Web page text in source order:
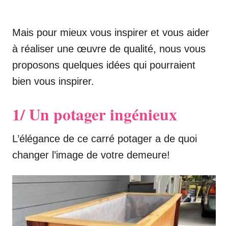
Mais pour mieux vous inspirer et vous aider
à réaliser une œuvre de qualité, nous vous
proposons quelques idées qui pourraient
bien vous inspirer.
1/ Un potager ingénieux
L’élégance de ce carré potager a de quoi
changer l’image de votre demeure!